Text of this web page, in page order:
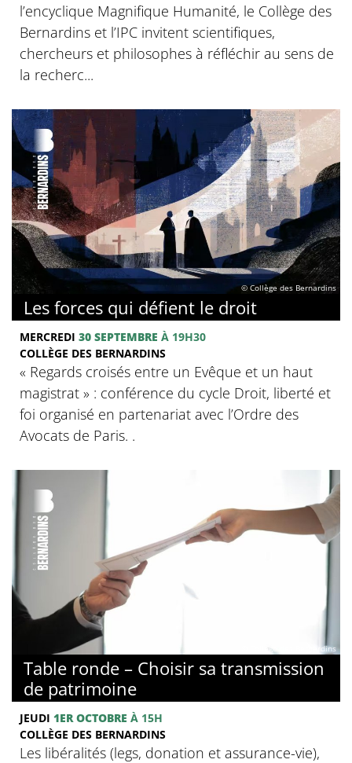
l’encyclique Magnifique Humanité, le Collège des
Bernardins et l’IPC invitent scientifiques,
chercheurs et philosophes à réfléchir au sens de
la recherc...
© Collège des Bernardins
Les forces qui défient le droit
MERCREDI 30 SEPTEMBRE À 19H30
COLLÈGE DES BERNARDINS
« Regards croisés entre un Evêque et un haut
magistrat » : conférence du cycle Droit, liberté et
foi organisé en partenariat avec l’Ordre des
Avocats de Paris. .
© Collège des Bernardins
Table ronde – Choisir sa transmission
de patrimoine
JEUDI 1ER OCTOBRE À 15H
COLLÈGE DES BERNARDINS
Les libéralités (legs, donation et assurance-vie),